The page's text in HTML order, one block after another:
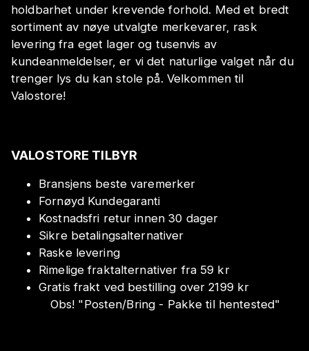
holdbarhet under krevende forhold. Med et bredt
sortiment av nøye utvalgte merkevarer, rask
levering fra eget lager og tusenvis av
kundeanmeldelser, er vi det naturlige valget når du
trenger lys du kan stole på. Velkommen til
Valostore!
VALOSTORE TILBYR
Bransjens beste varemerker
Fornøyd Kundegaranti
Kostnadsfri retur innen 30 dager
Sikre betalingsalternativer
Raske levering
Rimelige fraktalternativer fra 59 kr
Gratis frakt ved bestilling over 2199 kr
Obs! "Posten/Bring - Pakke til hentested"